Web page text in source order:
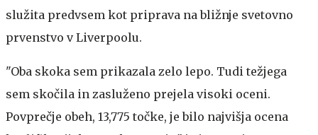
služita predvsem kot priprava na bližnje svetovno
prvenstvo v Liverpoolu.
"Oba skoka sem prikazala zelo lepo. Tudi težjega
sem skočila in zasluženo prejela visoki oceni.
Povprečje obeh, 13,775 točke, je bilo najvišja ocena